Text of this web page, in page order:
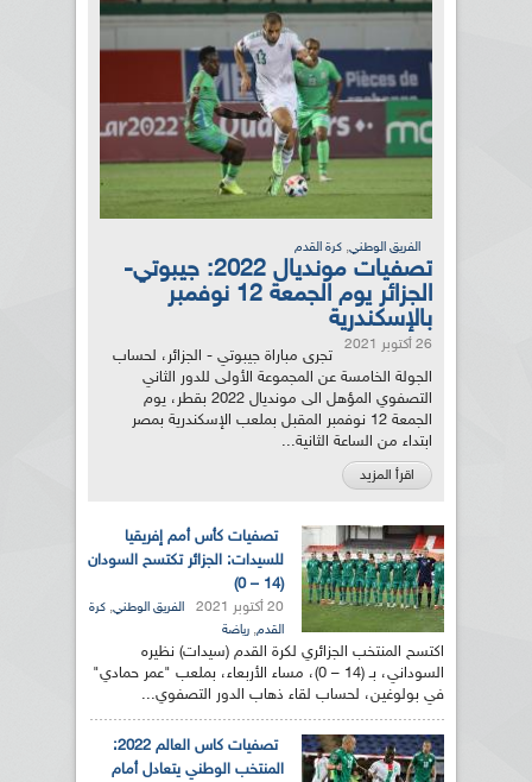
الفريق الوطني, كرة القدم
تصفيات مونديال 2022: جيبوتي-
الجزائر يوم الجمعة 12 نوفمبر
بالإسكندرية
26 أكتوبر 2021
تجرى مباراة جيبوتي - الجزائر، لحساب
الجولة الخامسة عن المجموعة الأولى للدور الثاني
التصفوي المؤهل الى مونديال 2022 بقطر، يوم
الجمعة 12 نوفمبر المقبل بملعب الإسكندرية بمصر
ابتداء من الساعة الثانية...
اقرأ المزيد
تصفيات كأس أمم إفريقيا
للسيدات: الجزائر تكتسح السودان
(14 – 0)
20 أكتوبر 2021 الفريق الوطني, كرة
القدم, رياضة
اكتسح المنتخب الجزائري لكرة القدم (سيدات) نظيره
السوداني، بـ (14 – 0)، مساء الأربعاء، بملعب "عمر حمادي"
في بولوغين، لحساب لقاء ذهاب الدور التصفوي...
تصفيات كاس العالم 2022:
المنتخب الوطني يتعادل أمام